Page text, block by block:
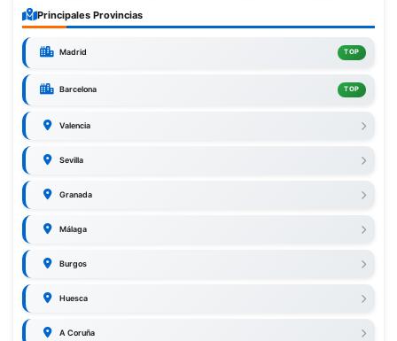
Principales Provincias
Madrid TOP
Barcelona TOP
Valencia
Sevilla
Granada
Málaga
Burgos
Huesca
A Coruña